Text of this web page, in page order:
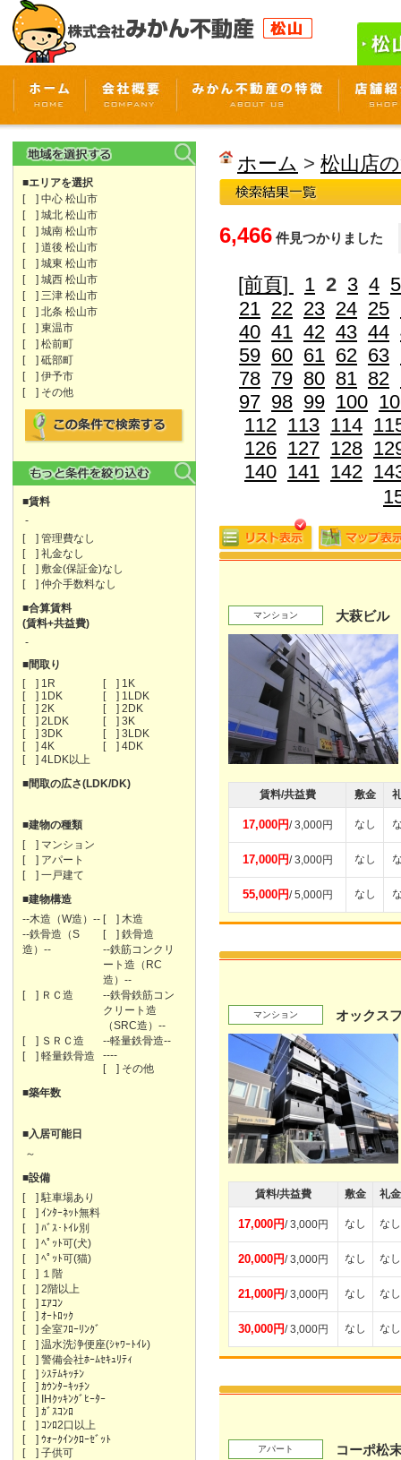
■エリアを選択
[ ] 中心 松山市
[ ] 城北 松山市
[ ] 城南 松山市
[ ] 道後 松山市
[ ] 城東 松山市
[ ] 城西 松山市
[ ] 三津 松山市
[ ] 北条 松山市
[ ] 東温市
[ ] 松前町
[ ] 砥部町
[ ] 伊予市
[ ] その他
■賃料
-
[ ] 管理費なし
[ ] 礼金なし
[ ] 敷金(保証金)なし
[ ] 仲介手数料なし
■合算賃料
(賃料+共益費)
-
■間取り
[ ] 1R
[ ] 1K
[ ] 1DK
[ ] 1LDK
[ ] 2K
[ ] 2DK
[ ] 2LDK
[ ] 3K
[ ] 3DK
[ ] 3LDK
[ ] 4K
[ ] 4DK
[ ] 4LDK以上
■間取の広さ(LDK/DK)
■建物の種類
[ ] マンション
[ ] アパート
[ ] 一戸建て
■建物構造
--木造（W造）-- [ ] 木造
--鉄骨造（S
造）--
[ ] 鉄骨造
--鉄筋コンクリ
ート造（RC
造）--
[ ] ＲＣ造
--鉄骨鉄筋コン
クリート造
（SRC造）--
[ ] ＳＲＣ造
--軽量鉄骨造--
[ ] 軽量鉄骨造
----
[ ] その他
■築年数
■入居可能日
～
■設備
[ ] 駐車場あり
[ ] ｲﾝﾀｰﾈｯﾄ無料
[ ] ﾊﾞｽ･ﾄｲﾚ別
[ ] ﾍﾟｯﾄ可(犬)
[ ] ﾍﾟｯﾄ可(猫)
[ ] １階
[ ] 2階以上
[ ] ｴｱｺﾝ
[ ] ｵｰﾄﾛｯｸ
[ ] 全室ﾌﾛｰﾘﾝｸﾞ
[ ] 温水洗浄便座(ｼｬﾜｰﾄｲﾚ)
[ ] 警備会社ﾎｰﾑｾｷｭﾘﾃｨ
[ ] ｼｽﾃﾑｷｯﾁﾝ
[ ] ｶｳﾝﾀｰｷｯﾁﾝ
[ ] IHｸｯｷﾝｸﾞﾋｰﾀｰ
[ ] ｶﾞｽｺﾝﾛ
[ ] ｺﾝﾛ2口以上
[ ] ｳｫｰｸｲﾝｸﾛｰｾﾞｯﾄ
[ ] 子供可
ホーム > 松山店
6,466 件見つかりました
[前頁] 1 2 3 4 5
21 22 23 24 25
40 41 42 43 44
59 60 61 62 63
78 79 80 81 82
97 98 99 100
112 113 114
126 127 128
140 141 142
マンション 大萩ビル
賃料/共益費 敷金
17,000円/ 3,000円 なし
17,000円/ 3,000円 なし
55,000円/ 5,000円 なし
マンション オックス
賃料/共益費 敷金 礼金
17,000円/ 3,000円 なし なし
20,000円/ 3,000円 なし なし
21,000円/ 3,000円 なし なし
30,000円/ 3,000円 なし なし
アパート コーポ松